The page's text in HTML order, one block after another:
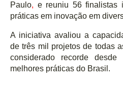
Paulo, e reuniu 56 finalistas
práticas em inovação em
A iniciativa avaliou a
de três mil projetos de todas
considerado recorde
melhores práticas do Brasil.